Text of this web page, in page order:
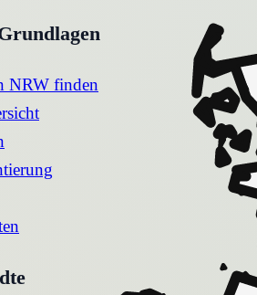
NRW finden